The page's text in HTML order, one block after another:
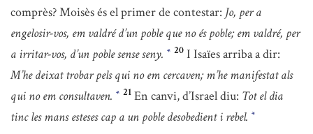
comprès? Moisès és el primer de contestar: Jo, per a
engelosir-vos, em valdré d’un poble que no és poble; em valdré, per
a irritar-vos, d’un poble sense seny. * 20 I Isaïes arriba a dir:
M’he deixat trobar pels qui no em cercaven; m’he manifestat als
qui no em consultaven. * 21 En canvi, d’Israel diu: Tot el dia
tinc les mans esteses cap a un poble desobedient i rebel. *